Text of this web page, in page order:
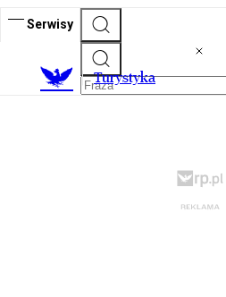
Serwisy
Turystyka